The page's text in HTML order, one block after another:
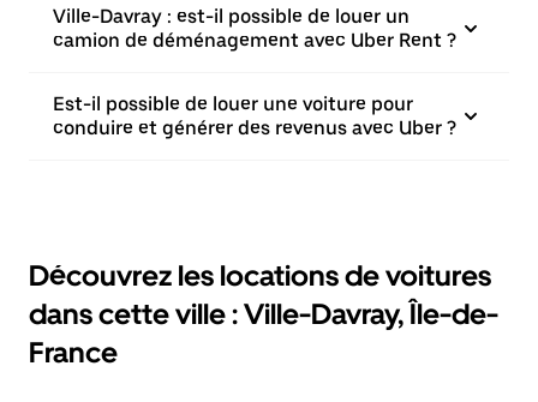
Ville-Davray : est-il possible de louer un
camion de déménagement avec Uber Rent ?
Est-il possible de louer une voiture pour
conduire et générer des revenus avec Uber ?
Découvrez les locations de voitures
dans cette ville : Ville-Davray, Île-de-
France